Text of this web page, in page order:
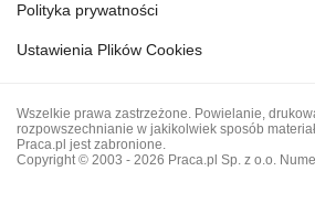
Polityka prywatności
Ustawienia Plików Cookies
Wszelkie prawa zastrzeżone. Powielanie,
rozpowszechnianie w jakikolwiek sposób
Praca.pl jest zabronione.
Copyright © 2003 - 2026 Praca.pl Sp. z o.o.